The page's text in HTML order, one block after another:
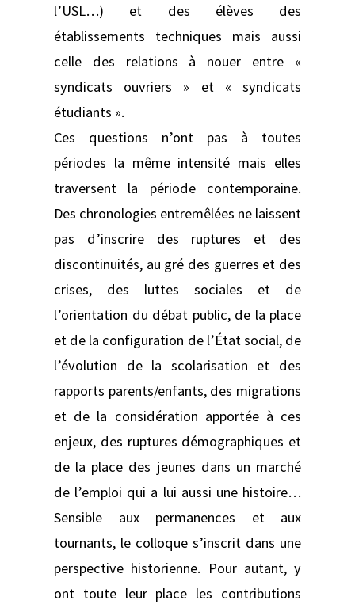
l’USL…) et des élèves des
établissements techniques mais aussi
celle des relations à nouer entre «
syndicats ouvriers » et « syndicats
étudiants ».
Ces questions n’ont pas à toutes
périodes la même intensité mais elles
traversent la période contemporaine.
Des chronologies entremêlées ne laissent
pas d’inscrire des ruptures et des
discontinuités, au gré des guerres et des
crises, des luttes sociales et de
l’orientation du débat public, de la place
et de la configuration de l’État social, de
l’évolution de la scolarisation et des
rapports parents/enfants, des migrations
et de la considération apportée à ces
enjeux, des ruptures démographiques et
de la place des jeunes dans un marché
de l’emploi qui a lui aussi une histoire…
Sensible aux permanences et aux
tournants, le colloque s’inscrit dans une
perspective historienne. Pour autant, y
ont toute leur place les contributions